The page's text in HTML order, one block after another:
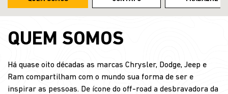
QUEM SOMOS
Há quase oito décadas as marcas Chrysler, Dodge, Jeep e
Ram compartilham com o mundo sua forma de ser e
inspirar as pessoas. De ícone do off-road a desbravadora da